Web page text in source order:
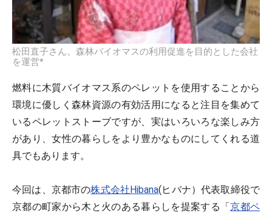
松田直子さん。森林バイオマスの利用促進を目的とした会社
を運営*
燃料に木質バイオマス系のペレットを使用することから
環境に優しく森林資源の有効活用になると注目を集めて
いるペレットストーブですが、実はいろいろな楽しみ方
があり、女性の暮らしをより豊かなものにしてくれる道
具でもあります。
今回は、京都市の株式会社Hibana(ヒバナ）代表取締役で
京都の町家から木と火のある暮らしを提案する「京都ペ